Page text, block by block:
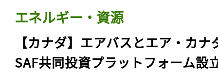
エネルギー・資源
【カナダ】エアバスとエア・カナ
SAF共同投資プラットフォーム設